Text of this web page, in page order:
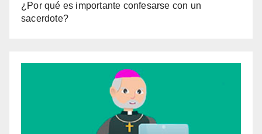
¿Por qué es importante confesarse con un
sacerdote?